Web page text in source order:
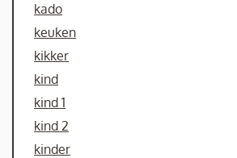
kado
keuken
kikker
kind
kind 1
kind 2
kinder